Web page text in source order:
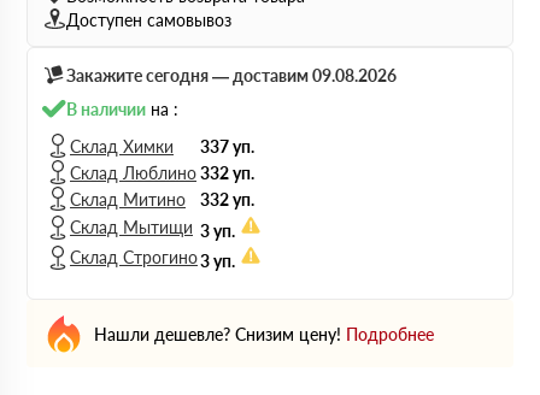
Доступен самовывоз
Закажите сегодня — доставим 09.08.2026
В наличии на :
Склад Химки
337 уп.
Склад Люблино332 уп.
Склад Митино
332 уп.
Склад Мытищи 3 уп.
Склад Строгино3 уп.
Нашли дешевле? Снизим цену! Подробнее